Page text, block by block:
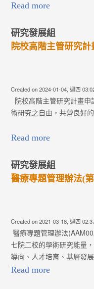
Read more
研究發展組
院校高階主管研究
Created on 2024-01-04, 週四
院校高階主管研究計畫
術研究之自由，共營良好
Read more
研究發展組
醫療專題管理辦法(
Created on 2021-03-18, 週四
醫療專題管理辦法
七院二校的學術研究能量
導向、人才培育、基層發
Read more